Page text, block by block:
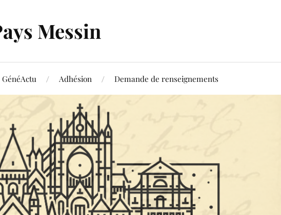
Messin
GénéActu Adhésion Demande de renseignements